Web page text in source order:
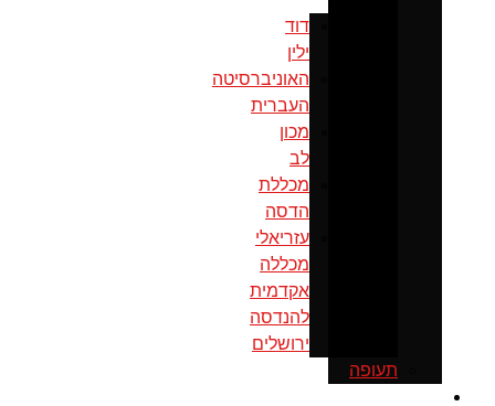
דוד
ילין
האוניברסיטה
העברית
מכון
לב
מכללת
הדסה
עזריאלי
מכללה
אקדמית
להנדסה
ירושלים
תעופה